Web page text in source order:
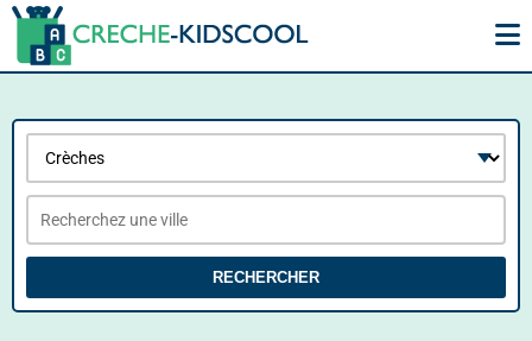
RECHERCHER